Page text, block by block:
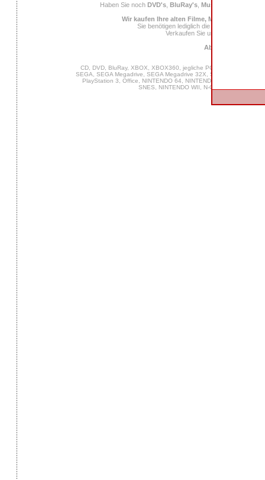
Haben Sie noch DVD's, BluRay's, Musik CD's
Wir kaufen Ihre alten Filme, Musik und Spiele
Sie benötigen lediglich die
Verkaufen Sie uns Ihre alten
Ab 25 Euro
CD, DVD, BluRay, XBOX, XBOX360, jegliche PC Software,
SEGA, SEGA Megadrive, SEGA Megadrive 32X, SEGA Master
PlayStation 3, Office, NINTENDO 64, NINTENDO DS,
SNES, NINTENDO WII, N-Gage, MUSIK,